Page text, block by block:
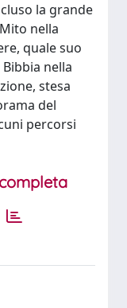
la grande
nella
quale suo
nella
stesa
del
percorsi